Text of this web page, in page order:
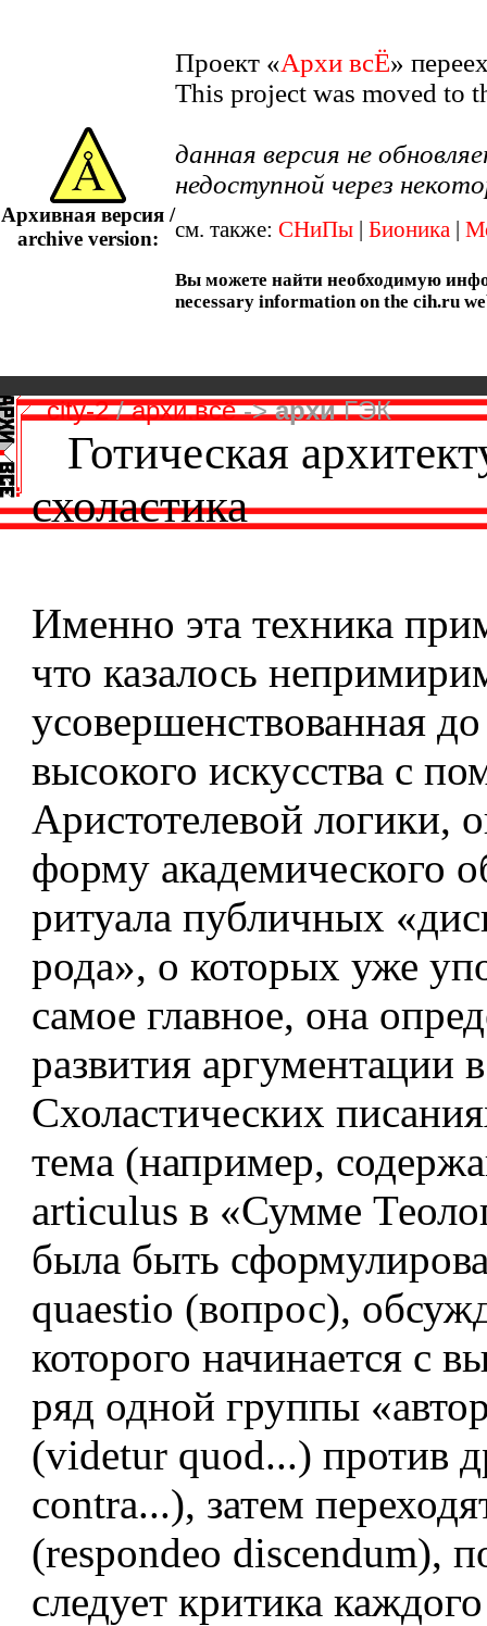
Архивная версия /
archive version:
Проект «Архи всЁ»
This project was moved to
данная версия не
недоступной через
см. также: СНиПы Бионика
Вы можете найти необходимую
necessary information on the cih.ru
city-2 / архи.всё ->архиГЭК
Готическая
схоластика
Именно эта техника
что казалось
усовершенствованная
высокого искусства с
Аристотелевой логики,
форму академического
ритуала публичных
рода», о которых уже
самое главное, она
развития аргументации
Схоластических
тема (например,
articulus в «Сумме
была быть
quaestio (вопрос),
которого начинается с
ряд одной группы
(videtur quod...) против
contra...), затем
(respondeo discendum),
следует критика